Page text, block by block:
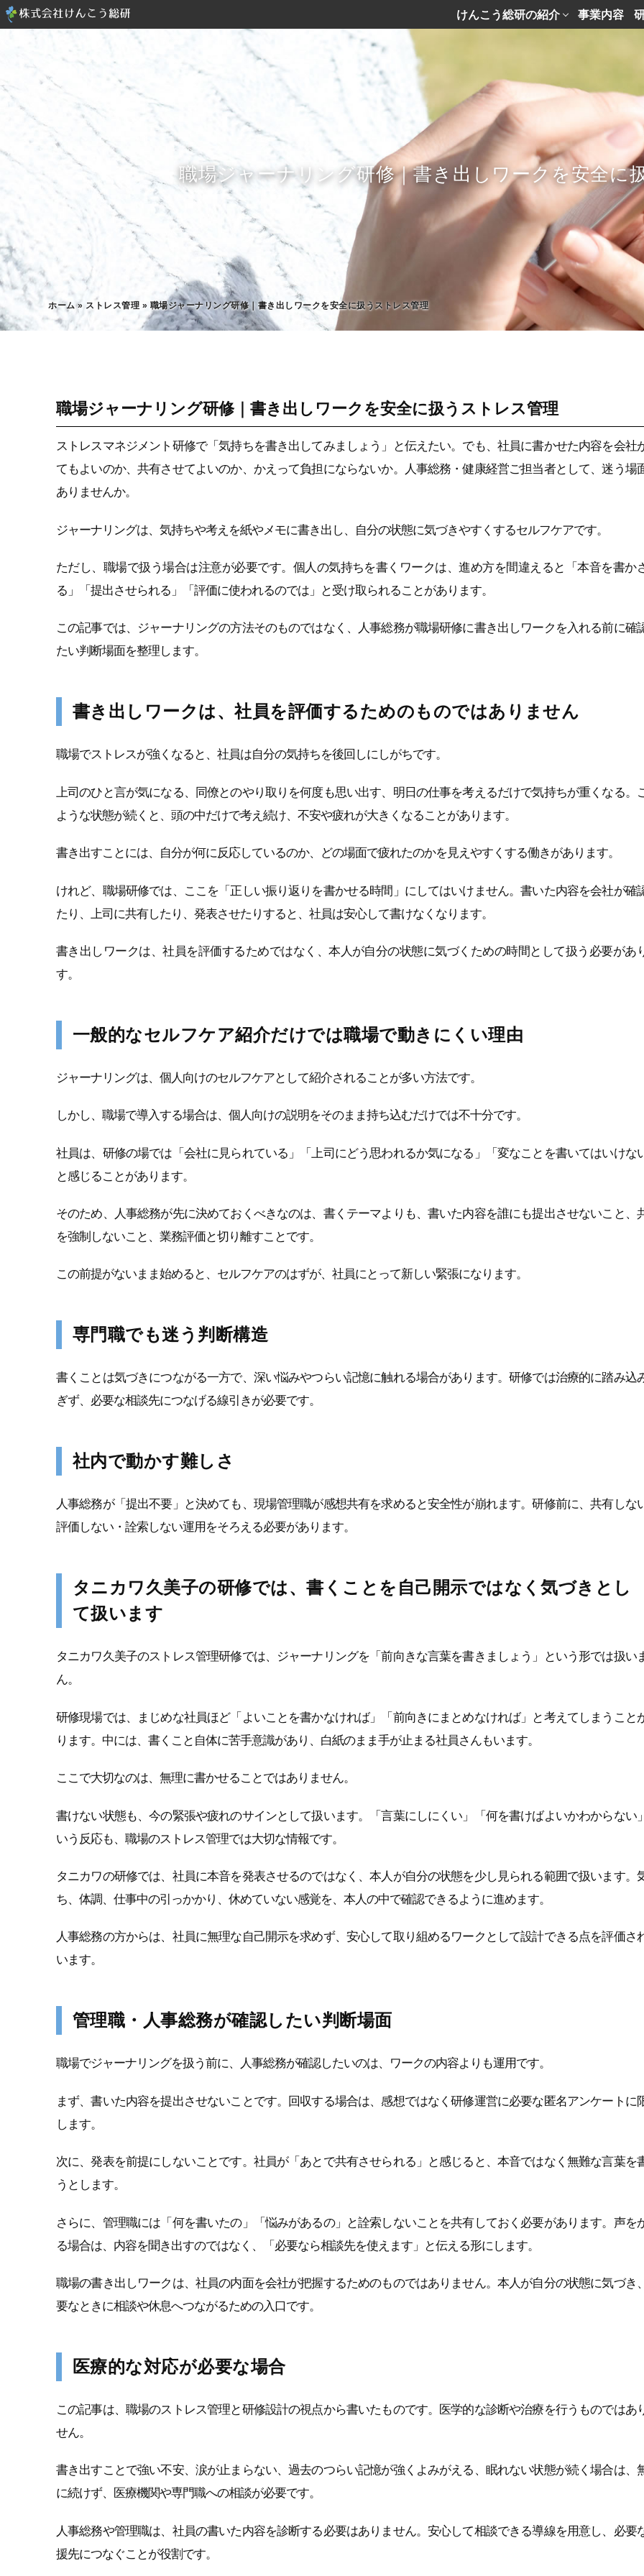
けんこう総研の紹介 事業内容
職場ジャーナリング研修｜書き出しワークを安全に
ホーム» ストレス管理 » 職場ジャーナリング研修｜書き出しワークを安全に扱うストレス管理
職場ジャーナリング研修｜書き出しワークを安全に扱うストレス管理
ストレスマネジメント研修で「気持ちを書き出してみましょう」と伝えたい。でも、社員に書かせた内容を会社
てもよいのか、共有させてよいのか、かえって負担にならないか。人事総務・健康経営ご担当者として、迷う場
ありませんか。
ジャーナリングは、気持ちや考えを紙やメモに書き出し、自分の状態に気づきやすくするセルフケアです。
ただし、職場で扱う場合は注意が必要です。個人の気持ちを書くワークは、進め方を間違えると「本音を書か
る」「提出させられる」「評価に使われるのでは」と受け取られることがあります。
この記事では、ジャーナリングの方法そのものではなく、人事総務が職場研修に書き出しワークを入れる前に確
たい判断場面を整理します。
書き出しワークは、社員を評価するためのものではありません
職場でストレスが強くなると、社員は自分の気持ちを後回しにしがちです。
上司のひと言が気になる、同僚とのやり取りを何度も思い出す、明日の仕事を考えるだけで気持ちが重くなる。
ような状態が続くと、頭の中だけで考え続け、不安や疲れが大きくなることがあります。
書き出すことには、自分が何に反応しているのか、どの場面で疲れたのかを見えやすくする働きがあります。
けれど、職場研修では、ここを「正しい振り返りを書かせる時間」にしてはいけません。書いた内容を会社が確
たり、上司に共有したり、発表させたりすると、社員は安心して書けなくなります。
書き出しワークは、社員を評価するためではなく、本人が自分の状態に気づくための時間として扱う必要があ
す。
一般的なセルフケア紹介だけでは職場で動きにくい理由
ジャーナリングは、個人向けのセルフケアとして紹介されることが多い方法です。
しかし、職場で導入する場合は、個人向けの説明をそのまま持ち込むだけでは不十分です。
社員は、研修の場では「会社に見られている」「上司にどう思われるか気になる」「変なことを書いてはいけな
と感じることがあります。
そのため、人事総務が先に決めておくべきなのは、書くテーマよりも、書いた内容を誰にも提出させないこと、
を強制しないこと、業務評価と切り離すことです。
この前提がないまま始めると、セルフケアのはずが、社員にとって新しい緊張になります。
専門職でも迷う判断構造
書くことは気づきにつながる一方で、深い悩みやつらい記憶に触れる場合があります。研修では治療的に踏み込
ぎず、必要な相談先につなげる線引きが必要です。
社内で動かす難しさ
人事総務が「提出不要」と決めても、現場管理職が感想共有を求めると安全性が崩れます。研修前に、共有しな
評価しない・詮索しない運用をそろえる必要があります。
タニカワ久美子の研修では、書くことを自己開示ではなく気づきとし
て扱います
タニカワ久美子のストレス管理研修では、ジャーナリングを「前向きな言葉を書きましょう」という形では扱い
ん。
研修現場では、まじめな社員ほど「よいことを書かなければ」「前向きにまとめなければ」と考えてしまうこと
ります。中には、書くこと自体に苦手意識があり、白紙のまま手が止まる社員さんもいます。
ここで大切なのは、無理に書かせることではありません。
書けない状態も、今の緊張や疲れのサインとして扱います。「言葉にしにくい」「何を書けばよいかわからない
いう反応も、職場のストレス管理では大切な情報です。
タニカワの研修では、社員に本音を発表させるのではなく、本人が自分の状態を少し見られる範囲で扱います。
ち、体調、仕事中の引っかかり、休めていない感覚を、本人の中で確認できるように進めます。
人事総務の方からは、社員に無理な自己開示を求めず、安心して取り組めるワークとして設計できる点を評価さ
います。
管理職・人事総務が確認したい判断場面
職場でジャーナリングを扱う前に、人事総務が確認したいのは、ワークの内容よりも運用です。
まず、書いた内容を提出させないことです。回収する場合は、感想ではなく研修運営に必要な匿名アンケートに
します。
次に、発表を前提にしないことです。社員が「あとで共有させられる」と感じると、本音ではなく無難な言葉を
うとします。
さらに、管理職には「何を書いたの」「悩みがあるの」と詮索しないことを共有しておく必要があります。声を
る場合は、内容を聞き出すのではなく、「必要なら相談先を使えます」と伝える形にします。
職場の書き出しワークは、社員の内面を会社が把握するためのものではありません。本人が自分の状態に気づき
要なときに相談や休息へつながるための入口です。
医療的な対応が必要な場合
この記事は、職場のストレス管理と研修設計の視点から書いたものです。医学的な診断や治療を行うものではあ
せん。
書き出すことで強い不安、涙が止まらない、過去のつらい記憶が強くよみがえる、眠れない状態が続く場合は、
に続けず、医療機関や専門職への相談が必要です。
人事総務や管理職は、社員の書いた内容を診断する必要はありません。安心して相談できる導線を用意し、必要
援先につなぐことが役割です。